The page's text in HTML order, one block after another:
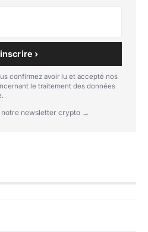
›
confirmez avoir lu et accepté nos
le traitement des données
notre newsletter crypto →